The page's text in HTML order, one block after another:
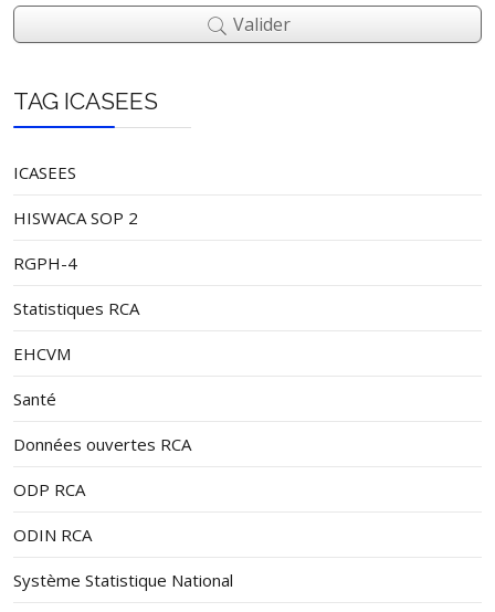
Valider
TAG ICASEES
ICASEES
HISWACA SOP 2
RGPH-4
Statistiques RCA
EHCVM
Santé
Données ouvertes RCA
ODP RCA
ODIN RCA
Système Statistique National